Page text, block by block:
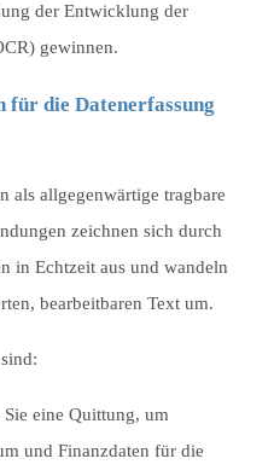
der Entwicklung der
gewinnen.
für die Datenerfassung
als allgegenwärtige tragbare
zeichnen sich durch
in Echtzeit aus und wandeln
bearbeitbaren Text um.
Sie eine Quittung, um
und Finanzdaten für die